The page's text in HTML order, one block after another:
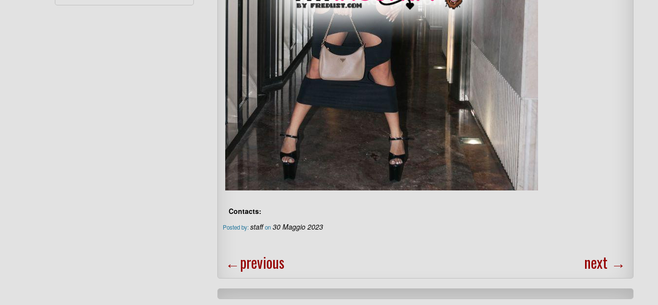
Contacts:
Posted by:staff on 30 Maggio 2023
←previous next →